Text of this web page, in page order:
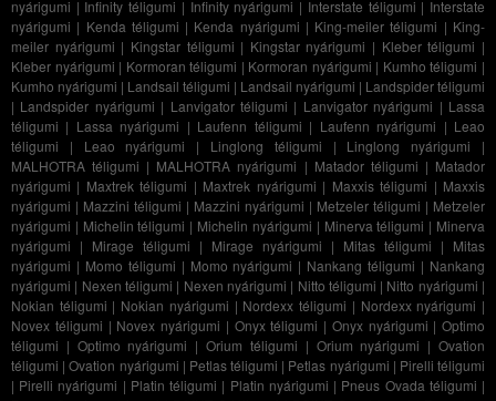
nyárigumi | Infinity téligumi | Infinity nyárigumi | Interstate téligumi | Interstate
nyárigumi | Kenda téligumi | Kenda nyárigumi | King-meiler téligumi | King-
meiler nyárigumi | Kingstar téligumi | Kingstar nyárigumi | Kleber téligumi |
Kleber nyárigumi | Kormoran téligumi | Kormoran nyárigumi | Kumho téligumi |
Kumho nyárigumi | Landsail téligumi | Landsail nyárigumi | Landspider téligumi
| Landspider nyárigumi | Lanvigator téligumi | Lanvigator nyárigumi | Lassa
téligumi | Lassa nyárigumi | Laufenn téligumi | Laufenn nyárigumi | Leao
téligumi | Leao nyárigumi | Linglong téligumi | Linglong nyárigumi |
MALHOTRA téligumi | MALHOTRA nyárigumi | Matador téligumi | Matador
nyárigumi | Maxtrek téligumi | Maxtrek nyárigumi | Maxxis téligumi | Maxxis
nyárigumi | Mazzini téligumi | Mazzini nyárigumi | Metzeler téligumi | Metzeler
nyárigumi | Michelin téligumi | Michelin nyárigumi | Minerva téligumi | Minerva
nyárigumi | Mirage téligumi | Mirage nyárigumi | Mitas téligumi | Mitas
nyárigumi | Momo téligumi | Momo nyárigumi | Nankang téligumi | Nankang
nyárigumi | Nexen téligumi | Nexen nyárigumi | Nitto téligumi | Nitto nyárigumi |
Nokian téligumi | Nokian nyárigumi | Nordexx téligumi | Nordexx nyárigumi |
Novex téligumi | Novex nyárigumi | Onyx téligumi | Onyx nyárigumi | Optimo
téligumi | Optimo nyárigumi |Orium téligumi | Orium nyárigumi |Ovation
téligumi |Ovation nyárigumi | Petlas téligumi | Petlas nyárigumi | Pirelli téligumi
| Pirelli nyárigumi | Platin téligumi | Platin nyárigumi | Pneus Ovada téligumi |